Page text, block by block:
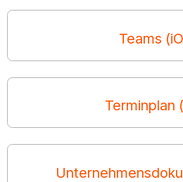
Teams
Terminplan